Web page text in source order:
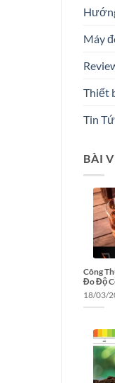
Máy
Thiết
Tin
BÀI
Công
Đo Độ
18/03/